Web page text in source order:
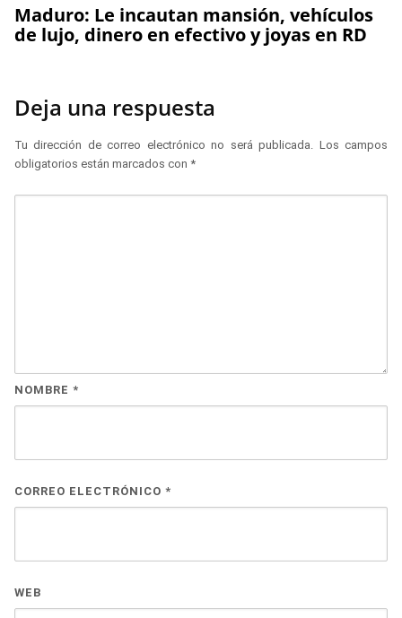
Maduro: Le incautan mansión, vehículos
de lujo, dinero en efectivo y joyas en RD
Deja una respuesta
Tu dirección de correo electrónico no será publicada.
Los campos
obligatorios están marcados con *
NOMBRE *
CORREO ELECTRÓNICO *
WEB